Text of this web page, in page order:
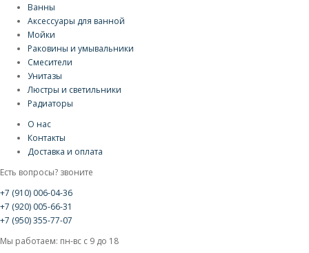
Ванны
Аксессуары для ванной
Мойки
Раковины и умывальники
Смесители
Унитазы
Люстры и светильники
Радиаторы
О нас
Контакты
Доставка и оплата
Есть вопросы? звоните
+7 (910) 006-04-36
+7 (920) 005-66-31
+7 (950) 355-77-07
Мы работаем: пн-вс с 9 до 18